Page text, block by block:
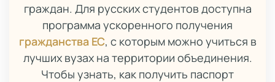
граждан. Для русских студентов доступна
программа ускоренного получения
гражданства ЕС, с которым можно учиться в
лучших вузах на территории объединения.
Чтобы узнать, как получить паспорт